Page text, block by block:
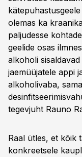
olemas ka
paljudesse
geelide osas
alkoholi
jaemüüjatele appi
alkoholivaba,
tegevjuht Rauno
Raal ütles, et kõik
konkreetsele